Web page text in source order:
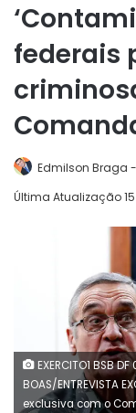
federais
Edmilson Braga -
Última Atualização
EXERCITO1 BSB
BOAS/ENTREVISTA
exclusiva com o